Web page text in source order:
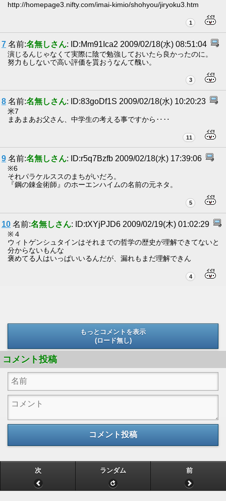
http://homepage3.nifty.com/imai-kimio/shohyou/jiryoku3.htm
1
7 名前:名無しさん: ID:Mm91Ica2 2009/02/18(水) 08:51:04
演じるんじゃなくて実際に陰で勉強しておいたら良かったのに。
努力もしないで高い評価を貰おうなんて醜い。
3
8 名前:名無しさん: ID:83goDf1S 2009/02/18(水) 10:20:23
米7
まあまあお父さん、中学生の考える事ですから‥‥
11
9 名前:名無しさん: ID:r5q7Bzfb 2009/02/18(水) 17:39:06
※6
それパラケルススのまちがいだろ。
『鋼の錬金術師』のホーエンハイムの名前の元ネタ。
5
10 名前:名無しさん: ID:tXYjPJD6 2009/02/19(木) 01:02:29
※４
ウィトゲンシュタインはそれまでの哲学の歴史が理解できてないと
分からないもんな
褒めてる人はいっぱいいるんだが、漏れもまだ理解できん
4
もっとコメントを表示
(ロード無し)
コメント投稿
コメント投稿
次 ランダム 前